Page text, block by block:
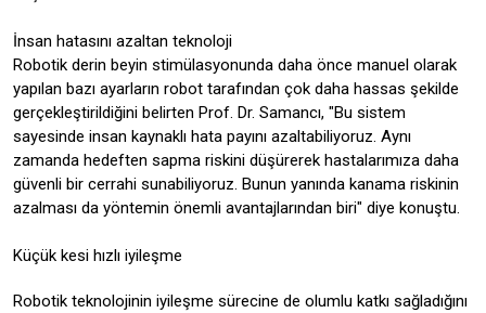
İnsan hatasını azaltan teknoloji
Robotik derin beyin stimülasyonunda daha önce manuel olarak
yapılan bazı ayarların robot tarafından çok daha hassas şekilde
gerçekleştirildiğini belirten Prof. Dr. Samancı, "Bu sistem
sayesinde insan kaynaklı hata payını azaltabiliyoruz. Aynı
zamanda hedeften sapma riskini düşürerek hastalarımıza daha
güvenli bir cerrahi sunabiliyoruz. Bunun yanında kanama riskinin
azalması da yöntemin önemli avantajlarından biri" diye konuştu.
Küçük kesi hızlı iyileşme
Robotik teknolojinin iyileşme sürecine de olumlu katkı sağladığını